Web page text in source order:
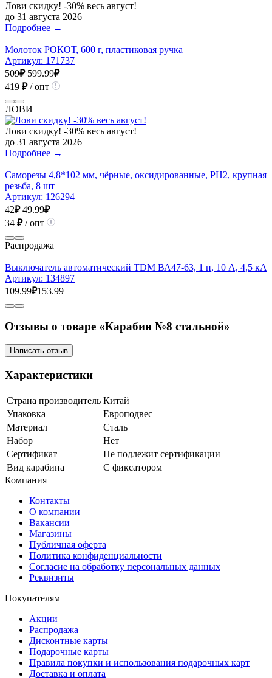
Лови скидку! -30% весь август!
до 31 августа 2026
Подробнее →
Молоток РОКОТ, 600 г, пластиковая ручка
Артикул: 171737
509₽ 599.99₽
419 ₽/ опт
ЛОВИ
Лови скидку! -30% весь август!
до 31 августа 2026
Подробнее →
Саморезы 4,8*102 мм, чёрные, оксидированные, РН2, крупная
резьба, 8 шт
Артикул: 126294
42₽ 49.99₽
34 ₽/ опт
Распродажа
Выключатель автоматический TDM ВА47-63, 1 п, 10 А, 4,5 кА
Артикул: 134897
109.99₽153.99
Отзывы о товаре «Карабин №8 стальной»
Написать отзыв
Характеристики
Страна производитель Китай
Упаковка
Европодвес
Материал
Сталь
Набор
Нет
Сертификат
Не подлежит сертификации
Вид карабина
С фиксатором
Компания
Контакты
О компании
Вакансии
Магазины
Публичная оферта
Политика конфиденциальности
Согласие на обработку персональных данных
Реквизиты
Покупателям
Акции
Распродажа
Дисконтные карты
Подарочные карты
Правила покупки и использования подарочных карт
Доставка и оплата